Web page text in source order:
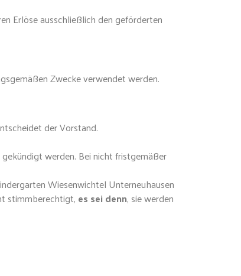
Erlöse ausschließlich den geförderten
Zwecke verwendet werden.
der Vorstand.
werden. Bei nicht fristgemäßer
Wiesenwichtel Unterneuhausen
stimmberechtigt, es sei denn, sie werden